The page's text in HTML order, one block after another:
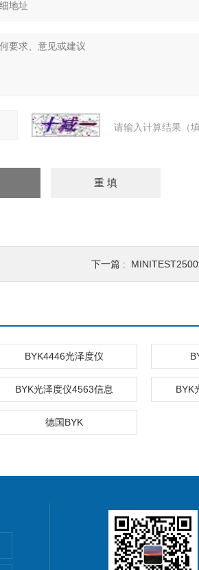
请输入计算结果（
下一篇 :
BYK4446光泽度仪
BYK光泽度仪4563信息 BYK
德国BYK